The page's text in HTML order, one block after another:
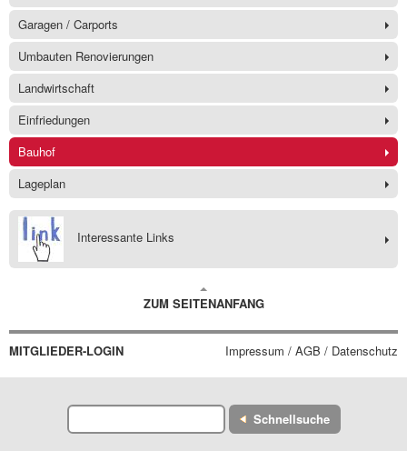
Garagen / Carports
Umbauten Renovierungen
Landwirtschaft
Einfriedungen
Bauhof
Lageplan
Interessante Links
ZUM SEITENANFANG
MITGLIEDER-LOGIN Impressum / AGB / Datenschutz
Schnellsuche